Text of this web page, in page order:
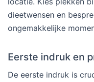
dieetwensen en
ongemakkelijke
Eerste indruk en
De eerste indruk is